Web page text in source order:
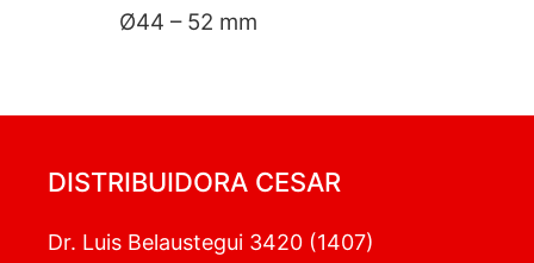
Ø44 – 52 mm
DISTRIBUIDORA CESAR
Dr. Luis Belaustegui 3420 (1407)